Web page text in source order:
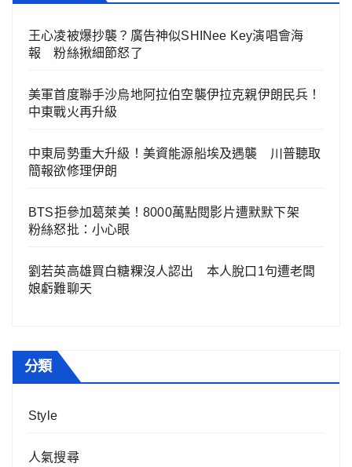
王心凌被爆抄襲？廣告神似SHINee Key演唱會海
報 粉絲揪細節怒了
美軍首度聯手沙烏地阿拉伯空襲伊拉克親伊朗民兵！
中東戰火再升級
中東局勢重大升級！美資能源船埃及遇襲 川普聽取
簡報欲修理伊朗
BTS拒參加葛萊美！8000萬點閱影片遭默默下架
粉絲怒批：小心眼
劉若英高雄買白糖粿沒人認出 本人脫口1句遭老闆
娘虧難聊天
分類
Style
人氣搜尋